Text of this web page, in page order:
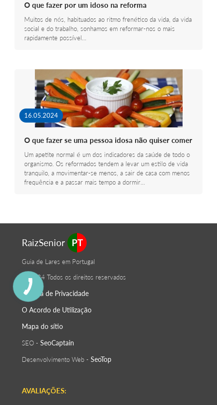
O que fazer por um idoso na reforma
Muitos de nós, habituados ao ritmo frenético da vida, da vida
social e do trabalho, sonhamos em reformar-nos o mais
rapidamente possível…
16.05.2024
O que fazer se uma pessoa idosa não quiser comer
Um apetite normal é um dos indicadores da saúde de todo o
organismo. Os reformados tendem a levar um estilo de vida
tranquilo, a movimentar-se menos, a sair de casa com menos
frequência e a passar mais tempo a dormir…
RaizSenior PT
Guia de Lares em Portugal
© 2024 Todos os direitos reservados
Política de Privacidade
O Acordo de Utilização
Mapa do sítio
SEO - SeoСaptain
Desenvolvimento Web - SeoTop
AVALIAÇÕES: